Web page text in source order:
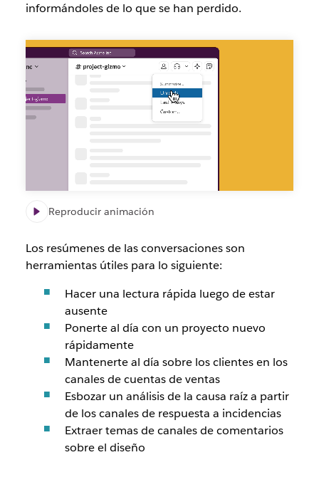
informándoles de lo que se han perdido.
Resúmenes
de
la
IA
de
Slack
Reproducir animación
Los resúmenes de las conversaciones son
herramientas útiles para lo siguiente:
Hacer una lectura rápida luego de estar
ausente
Ponerte al día con un proyecto nuevo
rápidamente
Mantenerte al día sobre los clientes en los
canales de cuentas de ventas
Esbozar un análisis de la causa raíz a partir
de los canales de respuesta a incidencias
Extraer temas de canales de comentarios
sobre el diseño